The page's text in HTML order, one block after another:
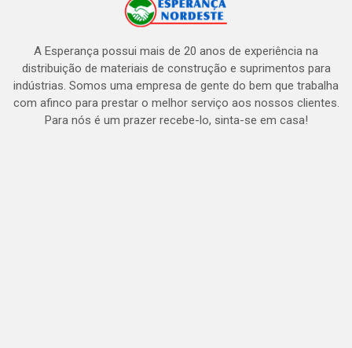
A Esperança possui mais de 20 anos de experiência na
distribuição de materiais de construção e suprimentos para
indústrias. Somos uma empresa de gente do bem que trabalha
com afinco para prestar o melhor serviço aos nossos clientes.
Para nós é um prazer recebe-lo, sinta-se em casa!